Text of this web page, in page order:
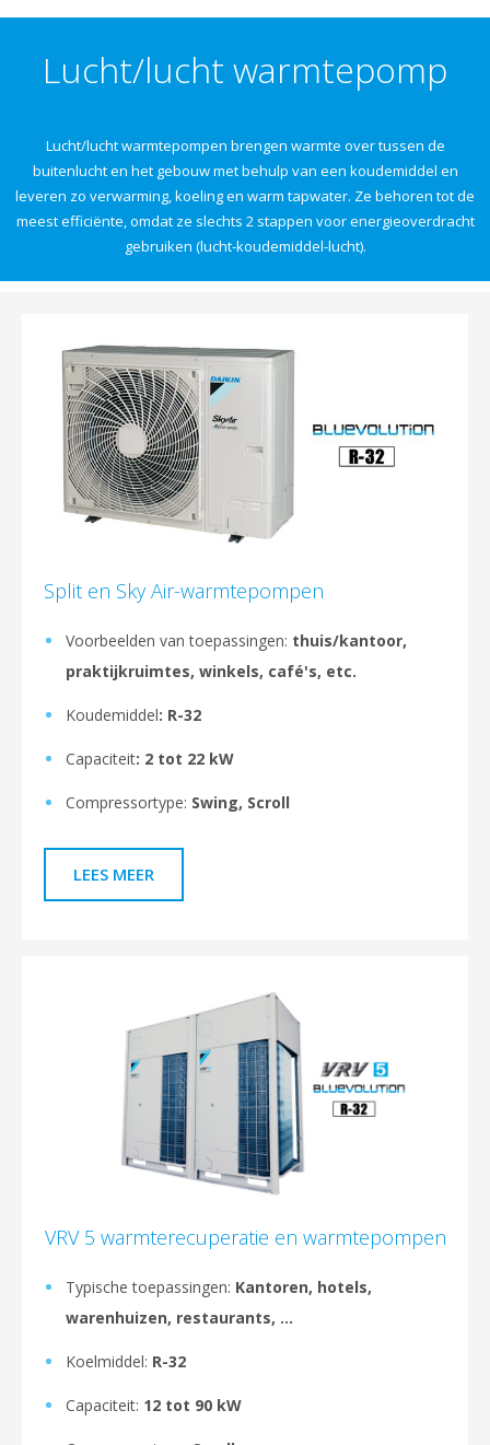
Lucht/lucht warmtepomp
Lucht/lucht warmtepompen brengen warmte over tussen de
buitenlucht en het gebouw met behulp van een koudemiddel en
leveren zo verwarming, koeling en warm tapwater. Ze behoren tot de
meest efficiënte, omdat ze slechts 2 stappen voor energieoverdracht
gebruiken (lucht-koudemiddel-lucht).
Split en Sky Air-warmtepompen
Voorbeelden van toepassingen: thuis/kantoor,
praktijkruimtes, winkels, café's, etc.
Koudemiddel: R-32
Capaciteit: 2 tot 22 kW
Compressortype: Swing, Scroll
LEES MEER
VRV 5 warmterecuperatie en warmtepompen
Typische toepassingen: Kantoren, hotels,
warenhuizen, restaurants, ...
Koelmiddel: R-32
Capaciteit: 12 tot 90 kW